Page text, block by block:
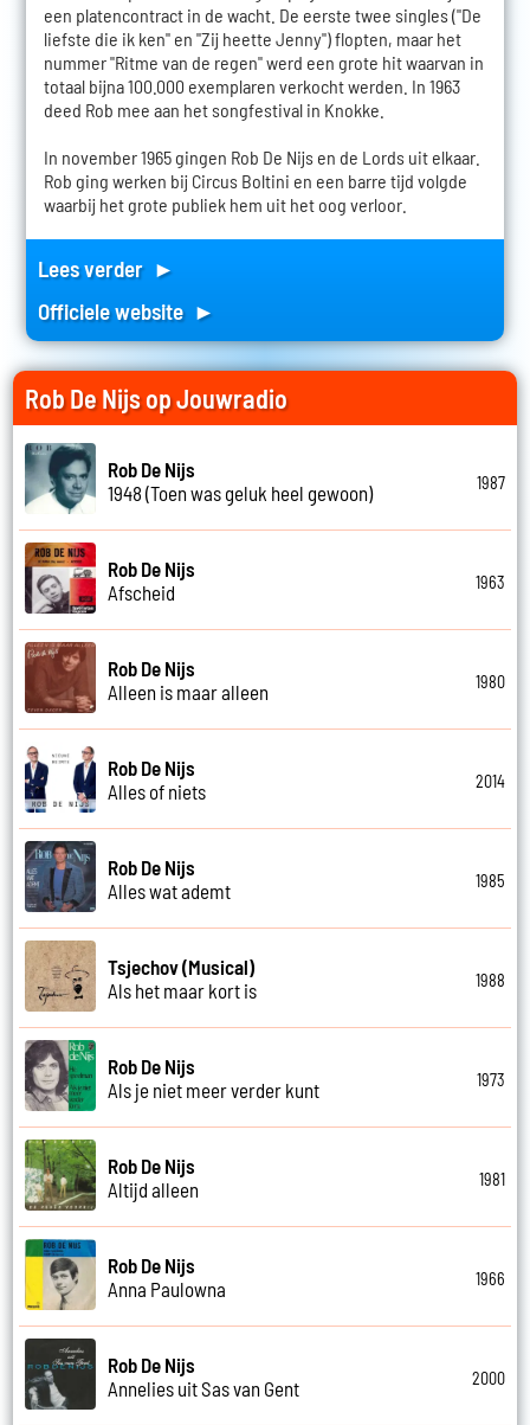
een platencontract in de wacht. De eerste twee singles ("De
liefste die ik ken" en "Zij heette Jenny") flopten, maar het
nummer "Ritme van de regen" werd een grote hit waarvan in
totaal bijna 100.000 exemplaren verkocht werden. In 1963
deed Rob mee aan het songfestival in Knokke.
In november 1965 gingen Rob De Nijs en de Lords uit elkaar.
Rob ging werken bij Circus Boltini en een barre tijd volgde
waarbij het grote publiek hem uit het oog verloor.
Lees verder ►
Officiele website ►
Rob De Nijs op Jouwradio
Rob De Nijs
1948 (Toen was geluk heel gewoon)
1987
Rob De Nijs
Afscheid
1963
Rob De Nijs
Alleen is maar alleen
1980
Rob De Nijs
Alles of niets
2014
Rob De Nijs
Alles wat ademt
1985
Tsjechov (Musical)
Als het maar kort is
1988
Rob De Nijs
Als je niet meer verder kunt
1973
Rob De Nijs
Altijd alleen
1981
Rob De Nijs
Anna Paulowna
1966
Rob De Nijs
Annelies uit Sas van Gent
2000